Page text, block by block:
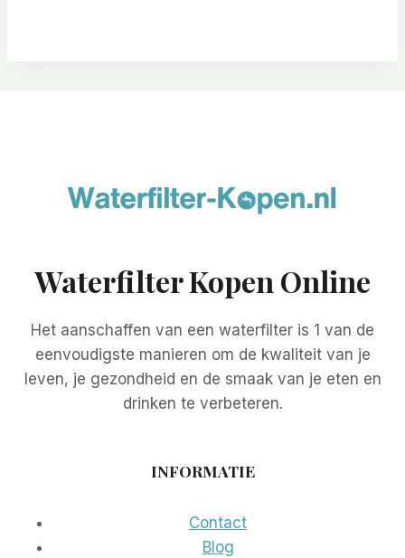
Waterfilter Kopen Online
Het aanschaffen van een waterfilter is 1 van de
eenvoudigste manieren om de kwaliteit van je
leven, je gezondheid en de smaak van je eten en
drinken te verbeteren.
INFORMATIE
Contact
Blog